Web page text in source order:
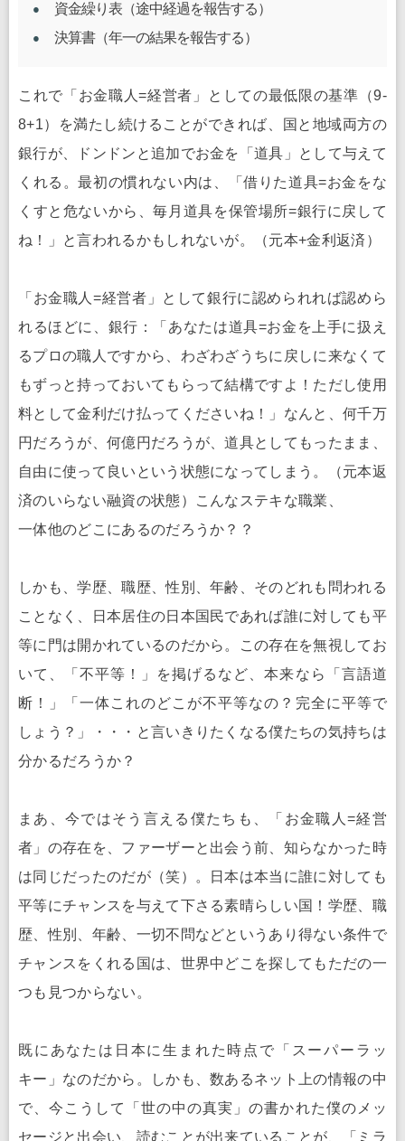
資金繰り表（途中経過を報告する）
決算書（年一の結果を報告する）
これで「お金職人=経営者」としての最低限の基準（9-
8+1）を満たし続けることができれば、国と地域両方の
銀行が、ドンドンと追加でお金を「道具」として与えて
くれる。最初の慣れない内は、「借りた道具=お金をな
くすと危ないから、毎月道具を保管場所=銀行に戻して
ね！」と言われるかもしれないが。（元本+金利返済）
「お金職人=経営者」として銀行に認められれば認めら
れるほどに、銀行：「あなたは道具=お金を上手に扱え
るプロの職人ですから、わざわざうちに戻しに来なくて
もずっと持っておいてもらって結構ですよ！ただし使用
料として金利だけ払ってくださいね！」なんと、何千万
円だろうが、何億円だろうが、道具としてもったまま、
自由に使って良いという状態になってしまう。（元本返
済のいらない融資の状態）こんなステキな職業、
一体他のどこにあるのだろうか？？
しかも、学歴、職歴、性別、年齢、そのどれも問われる
ことなく、日本居住の日本国民であれば誰に対しても平
等に門は開かれているのだから。この存在を無視してお
いて、「不平等！」を掲げるなど、本来なら「言語道
断！」「一体これのどこが不平等なの？完全に平等で
しょう？」・・・と言いきりたくなる僕たちの気持ちは
分かるだろうか？
まあ、今ではそう言える僕たちも、「お金職人=経営
者」の存在を、ファーザーと出会う前、知らなかった時
は同じだったのだが（笑）。日本は本当に誰に対しても
平等にチャンスを与えて下さる素晴らしい国！学歴、職
歴、性別、年齢、一切不問などというあり得ない条件で
チャンスをくれる国は、世界中どこを探してもただの一
つも見つからない。
既にあなたは日本に生まれた時点で「スーパーラッ
キー」なのだから。しかも、数あるネット上の情報の中
で、今こうして「世の中の真実」の書かれた僕のメッ
セージと出会い、読むことが出来ていることが、「ミラ